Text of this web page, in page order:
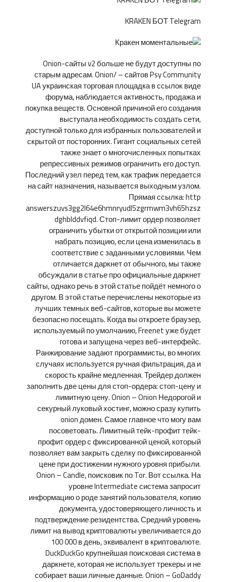
KRAKEN БОТ Telegram
Onion-сайты v2 больше не будут доступны по
старым адресам. Onion/ – сайтов Psy Community
UA украинская торговая площадка в ссылок виде
форума, наблюдается активность, продажа и
покупка веществ. Основной причиной его создания
выступала необходимость создать сети,
доступной только для избранных пользователей и
скрытой от посторонних. Гигант социальных сетей
также знает о многочисленных попытках
репрессивных режимов ограничить его доступ.
Последний узел перед тем, как трафик передается
на сайт назначения, называется выходным узлом.
Прямая ссылка: http
answerszuvs3gg2l64e6hmnryudl5zgrmwm3vh65hzsz
dghblddvfiqd. Стоп-лимит ордер позволяет
ограничить убытки от открытой позиции или
набрать позицию, если цена изменилась в
соответствие с заданными условиями. Чем
отличается даркнет от обычного, мы также
обсуждали в статье про официальные даркнет
сайты, однако речь в этой статье пойдёт немного о
другом. В этой статье перечислены некоторые из
лучших темных веб-сайтов, которые вы можете
безопасно посещать. Когда вы откроете браузер,
используемый по умолчанию, Freenet уже будет
готова и запущена через веб-интерфейс.
Ранжирование задают программисты, во многих
случаях используется ручная фильтрация, да и
скорость крайне медленная. Трейдер должен
заполнить две цены для стоп-ордера: стоп-цену и
лимитную цену. Onion – Onion Недорогой и
секурный луковый хостинг, можно сразу купить
onion домен. Самое главное что могу вам
посоветовать. Лимитный тейк-профит тейк-
профит ордер с фиксированной ценой, который
позволяет вам закрыть сделку по фиксированной
цене при достижении нужного уровня прибыли.
Onion – Candle, поисковик по Tor. Вот ссылка. На
уровне Intermediate система запросит
информацию о роде занятий пользователя, копию
документа, удостоверяющего личность и
подтверждение резидентства. Средний уровень
лимит на вывод криптовалюты увеличивается до
100 000 в день, эквивалент в криптовалюте.
DuckDuckGo крупнейшая поисковая система в
даркнете, которая не использует трекеры и не
собирает ваши личные данные. Onion – GoDaddy